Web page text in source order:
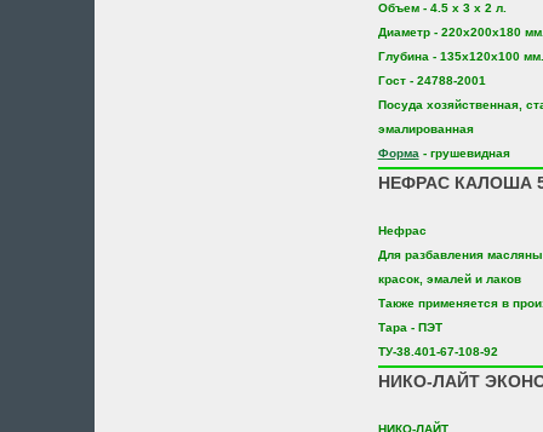
Объем - 4.5 х 3 х 2 л.
Диаметр - 220х200х180
Глубина - 135х120х100 мм.
Гост - 24788-2001
Посуда хозяйственная,
эмалированная
Форма - грушевидная
НЕФРАС КАЛОША
Нефрас
Для разбавления
красок, эмалей и лаков
Также применяется в
Тара - ПЭТ
ТУ-38.401-67-108-92
НИКО-ЛАЙТ
НИКО-ЛАЙТ